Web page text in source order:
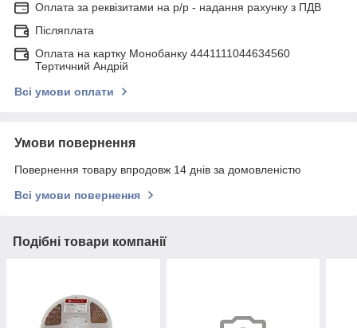
Оплата за реквізитами на р/р - надання рахунку з ПДВ
Післяплата
Оплата на картку Монобанку 4441111044634560
Тертичний Андрій
Всі умови оплати
Умови повернення
Повернення товару впродовж 14 днів за домовленістю
Всі умови повернення
Подібні товари компанії